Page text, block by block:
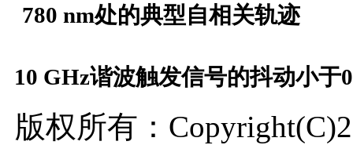
780 nm处的典型自相关轨迹
10 GHz谐波触发信号的抖动小于
版权所有：